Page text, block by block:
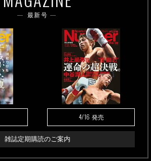
最新号
4/16 発売
雑誌定期購読のご案内